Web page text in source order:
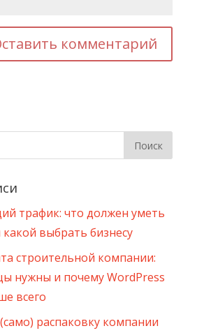
трафик: что должен уметь
какой выбрать бизнесу
строительной компании:
нужны и почему WordPress
всего
распаковку компании